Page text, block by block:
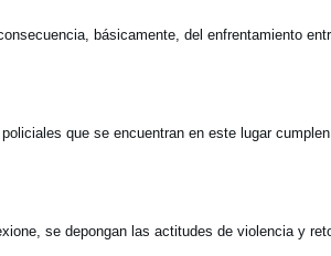
básicamente, del enfrentamiento
que se encuentran en este lugar
se depongan las actitudes de violencia y